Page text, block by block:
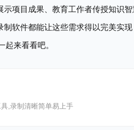
项目成果、教育工作者传授知识
软件都能让这些需求得以完美实
来看看吧。
,录制清晰简单易上手